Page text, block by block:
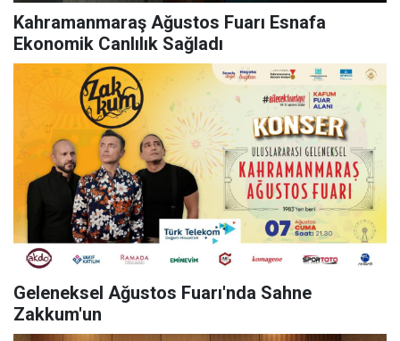
Kahramanmaraş Ağustos Fuarı Esnafa
Ekonomik Canlılık Sağladı
Geleneksel Ağustos Fuarı'nda Sahne
Zakkum'un